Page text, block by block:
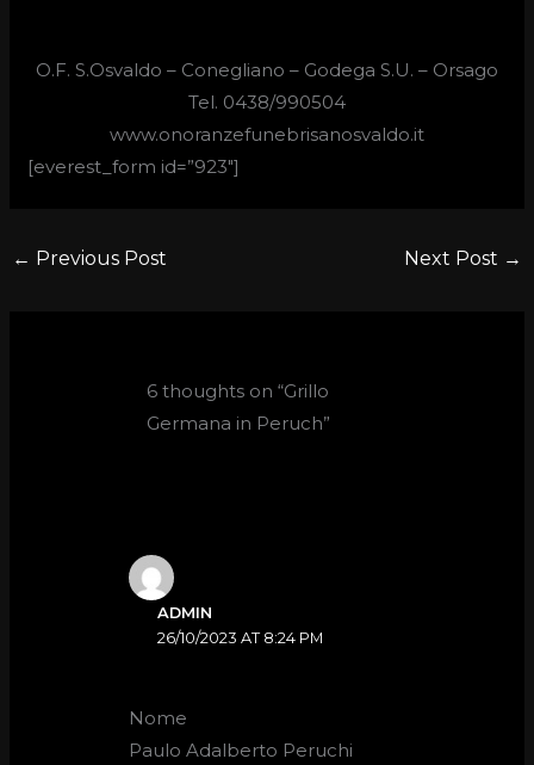
O.F. S.Osvaldo – Conegliano – Godega S.U. – Orsago
Tel. 0438/990504
www.onoranzefunebrisanosvaldo.it
[everest_form id=”923″]
← Previous Post Next Post →
6 thoughts on “Grillo
Germana in Peruch”
ADMIN
26/10/2023 AT 8:24 PM
Nome
Paulo Adalberto Peruchi